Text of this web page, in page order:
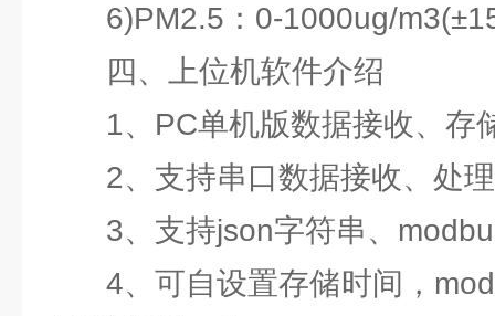
6)PM2.5：0-1000ug/
四、上位机软件介绍
1、PC单机版数据接收、存
2、支持串口数据接收、处理
3、支持json字符串、
4、可自设置存储时间，